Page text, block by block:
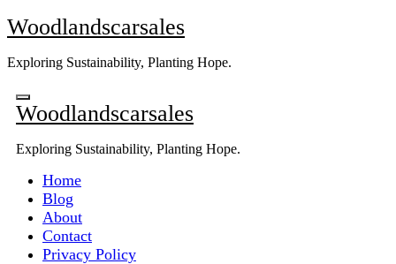
Skip
to
Woodlandscarsales
Exploring Sustainability, Planting Hope.
Woodlandscarsales
Exploring Sustainability, Planting Hope.
Home
Blog
About
Contact
Privacy Policy